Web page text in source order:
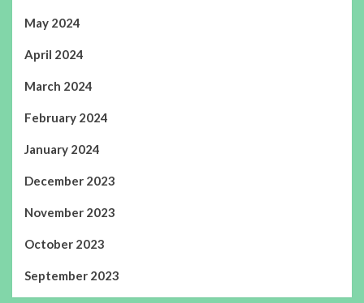
May 2024
April 2024
March 2024
February 2024
January 2024
December 2023
November 2023
October 2023
September 2023